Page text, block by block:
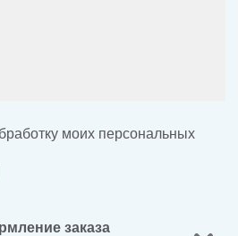
моих персональных
заказа